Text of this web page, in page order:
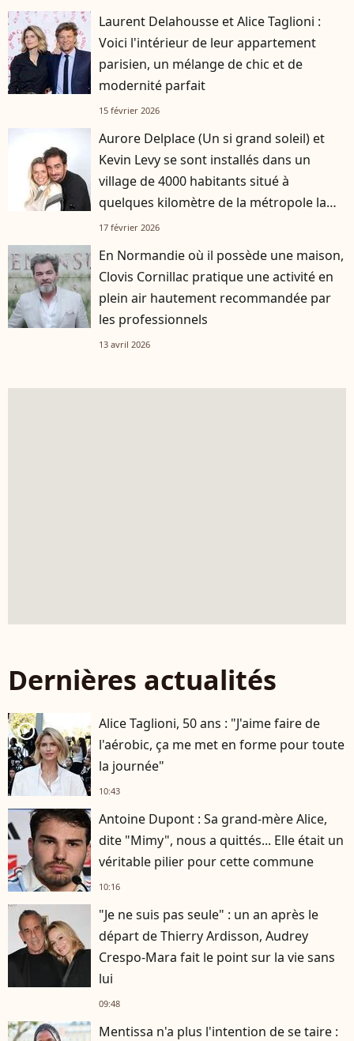
Laurent Delahousse et Alice Taglioni :
Voici l'intérieur de leur appartement
parisien, un mélange de chic et de
modernité parfait
15 février 2026
Aurore Delplace (Un si grand soleil) et
Kevin Levy se sont installés dans un
village de 4000 habitants situé à
quelques kilomètre de la métropole la
plus attractive de France
17 février 2026
En Normandie où il possède une maison,
Clovis Cornillac pratique une activité en
plein air hautement recommandée par
les professionnels
13 avril 2026
Dernières actualités
player2
Alice Taglioni, 50 ans : "J'aime faire de
l'aérobic, ça me met en forme pour toute
la journée"
10:43
Antoine Dupont : Sa grand-mère Alice,
dite "Mimy", nous a quittés... Elle était un
véritable pilier pour cette commune
10:16
"Je ne suis pas seule" : un an après le
départ de Thierry Ardisson, Audrey
Crespo-Mara fait le point sur la vie sans
lui
09:48
Mentissa n'a plus l'intention de se taire :